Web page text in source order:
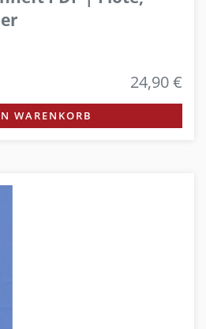
24,90 €
WARENKORB